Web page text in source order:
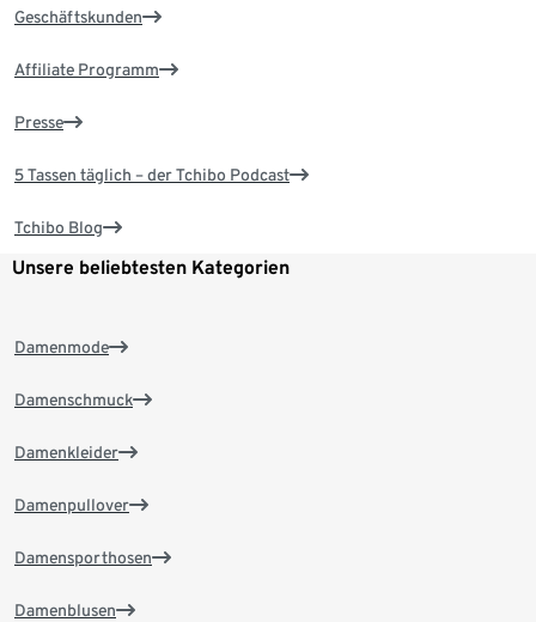
Geschäftskunden
Affiliate Programm
Presse
5 Tassen täglich – der Tchibo Podcast
Tchibo Blog
Unsere beliebtesten Kategorien
Damenmode
Damenschmuck
Damenkleider
Damenpullover
Damensporthosen
Damenblusen